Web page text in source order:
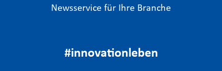
Newsservice für Ihre Branche
#innovationleben